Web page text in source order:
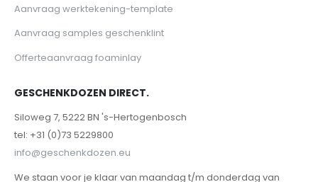
Aanvraag werktekening-template
Aanvraag samples geschenklint
Offerteaanvraag foaminlay
GESCHENKDOZEN DIRECT.
Siloweg 7, 5222 BN 's-Hertogenbosch
tel: +31 (0)73 5229800
info@geschenkdozen.eu
We staan voor je klaar van maandag t/m donderdag van